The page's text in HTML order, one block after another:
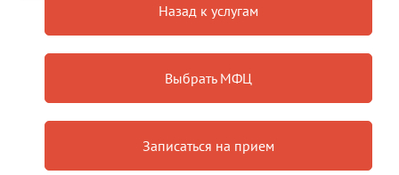
Назад к услугам
Выбрать МФЦ
Записаться на прием